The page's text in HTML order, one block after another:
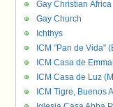
Gay Christian África
Gay Church
Ichthys
ICM "Pan de Vida"
ICM Casa de
ICM Casa de Luz
ICM Tigre, Buenos